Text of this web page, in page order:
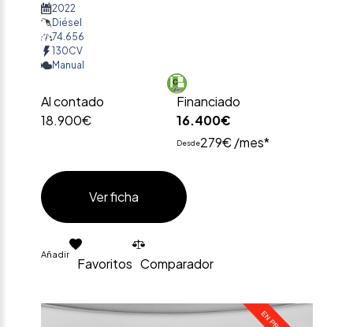
2022
Diésel
74.656
130CV
Manual
Al contado
18.900€
Financiado
16.400€
Desde279€ /mes*
Ver ficha
Añadir
Favoritos Comparador